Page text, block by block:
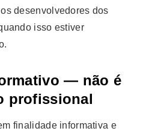
desenvolvedores dos
isso estiver
— não é
profissional
finalidade informativa e